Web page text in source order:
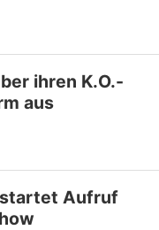
ihren K.O.-
aus
Aufruf